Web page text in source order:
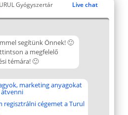
Gyógyszertár Live chat
segítünk Önnek! 🙂
a megfelelő
témára! 🙂
marketing anyagokat
regisztrálni cégemet a Turul